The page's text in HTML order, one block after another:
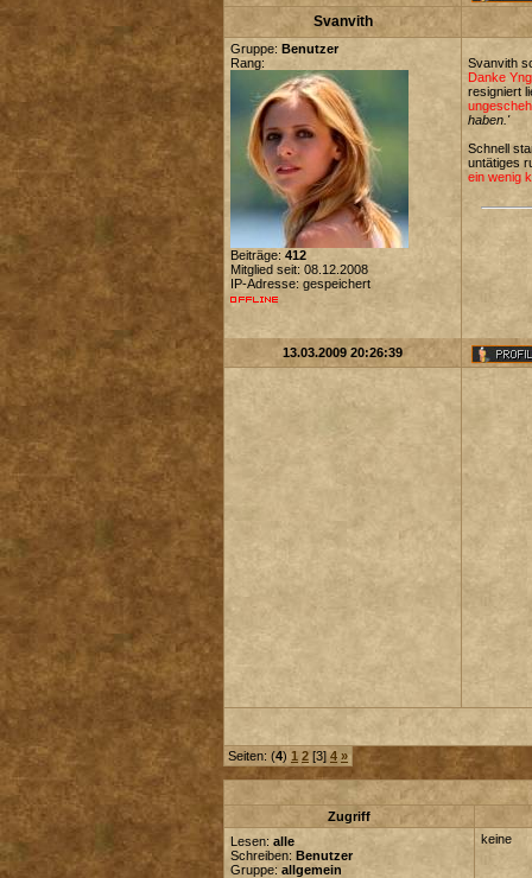
Svanvith
Gruppe: Benutzer
Rang:
Beiträge: 412
Mitglied seit: 08.12.2008
IP-Adresse: gespeichert
Svanvith
Danke
resigniert
haben.'
Schnell
untätiges
ein wenig
13.03.2009 20:26:39
Seiten: (4) 1 2 [3] 4 »
Zugriff
Lesen: alle
Schreiben: Benutzer
Gruppe: allgemein
keine